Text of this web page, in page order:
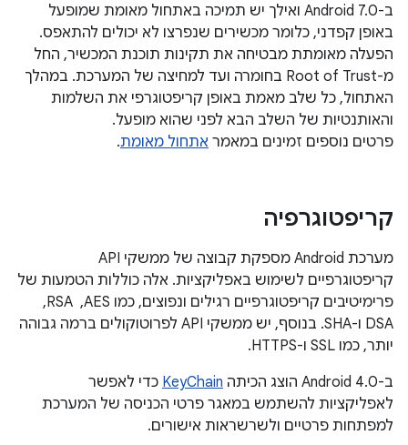
ב-Android 7.0 ואילך יש תמיכה באתחול מאומת שמופעל
באופן קפדני, כלומר מכשירים שנפרצו לא יכולים להתאפס.
הפעלה מאומתת מבטיחה את תקינות תוכנת המכשיר, החל
מ-Root of Trust בחומרה ועד למחיצה של המערכת. במהלך
האתחול, כל שלב מאמת באופן קריפטוגרפי את השלמות
והאותנטיות של השלב הבא לפני שהוא מופעל.
פרטים נוספים זמינים במאמר אתחול מאומת.
קריפטוגרפיה
מערכת Android מספקת קבוצה של ממשקי API
קריפטוגרפיים לשימוש באפליקציות. אלה כוללות הטמעות של
פרימיטיבים קריפטוגרפיים רגילים ונפוצים, כמו AES, ‏ RSA, ‏
DSA ו-SHA. בנוסף, יש ממשקי API לפרוטוקולים ברמה גבוהה
יותר, כמו SSL ו-HTTPS.
ב-Android 4.0 הוצג הכיתה
KeyChain כדי לאפשר
לאפליקציות להשתמש במאגר פרטי הכניסה של המערכת
למפתחות פרטיים ולשרשראות אישורים.